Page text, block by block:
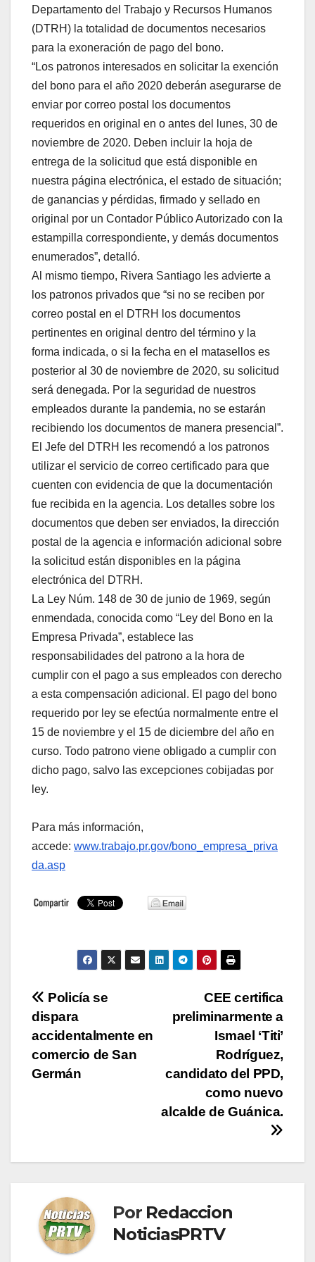
Departamento del Trabajo y Recursos Humanos
(DTRH) la totalidad de documentos necesarios
para la exoneración de pago del bono.
“Los patronos interesados en solicitar la exención
del bono para el año 2020 deberán asegurarse de
enviar por correo postal los documentos
requeridos en original en o antes del lunes, 30 de
noviembre de 2020. Deben incluir la hoja de
entrega de la solicitud que está disponible en
nuestra página electrónica, el estado de situación;
de ganancias y pérdidas, firmado y sellado en
original por un Contador Público Autorizado con la
estampilla correspondiente, y demás documentos
enumerados”, detalló.
Al mismo tiempo, Rivera Santiago les advierte a
los patronos privados que “si no se reciben por
correo postal en el DTRH los documentos
pertinentes en original dentro del término y la
forma indicada, o si la fecha en el matasellos es
posterior al 30 de noviembre de 2020, su solicitud
será denegada. Por la seguridad de nuestros
empleados durante la pandemia, no se estarán
recibiendo los documentos de manera presencial”.
El Jefe del DTRH les recomendó a los patronos
utilizar el servicio de correo certificado para que
cuenten con evidencia de que la documentación
fue recibida en la agencia. Los detalles sobre los
documentos que deben ser enviados, la dirección
postal de la agencia e información adicional sobre
la solicitud están disponibles en la página
electrónica del DTRH.
La Ley Núm. 148 de 30 de junio de 1969, según
enmendada, conocida como “Ley del Bono en la
Empresa Privada”, establece las
responsabilidades del patrono a la hora de
cumplir con el pago a sus empleados con derecho
a esta compensación adicional. El pago del bono
requerido por ley se efectúa normalmente entre el
15 de noviembre y el 15 de diciembre del año en
curso. Todo patrono viene obligado a cumplir con
dicho pago, salvo las excepciones cobijadas por
ley.
Para más información,
accede: www.trabajo.pr.gov/bono_empresa_priva
da.asp
Navegación
de
entradas
CEE certifica
preliminarmente a
Ismael ‘Titi’
Rodríguez,
candidato del PPD,
como nuevo
alcalde de Guánica.
Policía se
dispara
accidentalmente en
comercio de San
Germán
Por Redaccion
NoticiasPRTV